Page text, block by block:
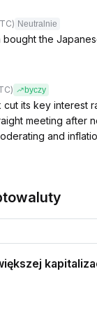
Neutralnie
the
byczy
cut its key interest
meeting after
and